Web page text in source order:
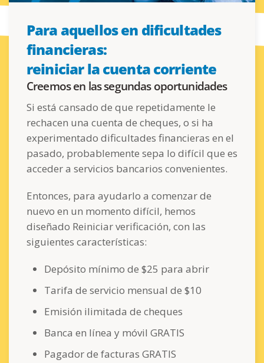
Para aquellos en dificultades
financieras:
reiniciar la cuenta corriente
Creemos en las segundas oportunidades
Si está cansado de que repetidamente le
rechacen una cuenta de cheques, o si ha
experimentado dificultades financieras en el
pasado, probablemente sepa lo difícil que es
acceder a servicios bancarios convenientes.
Entonces, para ayudarlo a comenzar de
nuevo en un momento difícil, hemos
diseñado Reiniciar verificación, con las
siguientes características:
Depósito mínimo de $25 para abrir
Tarifa de servicio mensual de $10
Emisión ilimitada de cheques
Banca en línea y móvil GRATIS
Pagador de facturas GRATIS